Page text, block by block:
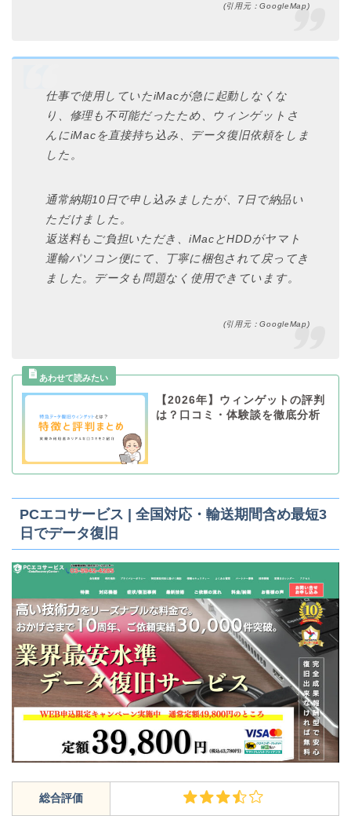
(引用元：GoogleMap)
仕事で使用していたiMacが急に起動しなくな
り、修理も不可能だったため、ウィンゲットさ
んにiMacを直接持ち込み、データ復旧依頼をしま
した。
通常納期10日で申し込みましたが、7日で納品い
ただけました。
返送料もご負担いただき、iMacとHDDがヤマト
運輸パソコン便にて、丁寧に梱包されて戻ってき
ました。データも問題なく使用できています。
(引用元：GoogleMap)
【2026年】ウィンゲットの評判
は？口コミ・体験談を徹底分析
PCエコサービス | 全国対応・輸送期間含め最短3
日でデータ復旧
総合評価